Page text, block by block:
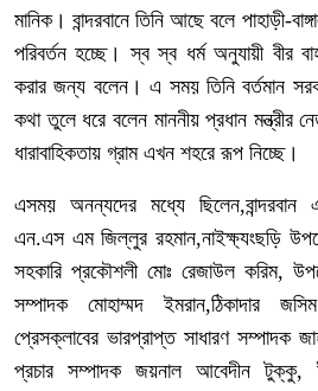
মানিক। বান্দরবানে তিনি আছে বলে পাহাড়ী-
পরিবর্তন হচ্ছে। স্ব স্ব ধর্ম অনুযায়ী বীর
করার জন্য বলেন। এ সময় তিনি বর্তমান
কথা তুলে ধরে বলেন মাননীয় প্রধান মন্ত্রীর
ধারাবাহিকতায় গ্রাম এখন শহরে রূপ নিচ্ছে।
এসময় অনন্যদের মধ্যে ছিলেন,বান্দরবান
এন.এস এম জিল্লুর রহমান,নাইক্ষ্যংছড়ি
সহকারি প্রকৌশলী মোঃ রেজাউল করিম,
সম্পাদক মোহাম্মদ ইমরান,ঠিকাদার
প্রেসক্লাবের ভারপ্রাপ্ত সাধারণ সম্পাদক
প্রচার সম্পাদক জয়নাল আবেদীন